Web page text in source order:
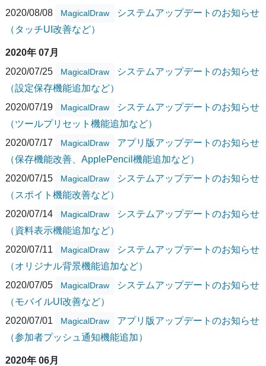
2020/08/08
MagicalDraw
システムアップデートのお知らせ
（タッチUI改善など）
2020年 07月
2020/07/25
MagicalDraw
システムアップデートのお知らせ
（設定保存機能追加など）
2020/07/19
MagicalDraw
システムアップデートのお知らせ
（ツールプリセット機能追加など）
2020/07/17
MagicalDraw
アプリ版アップデートのお知らせ
（保存機能改善、ApplePencil機能追加など）
2020/07/15
MagicalDraw
システムアップデートのお知らせ
（スポイト機能改善など）
2020/07/14
MagicalDraw
システムアップデートのお知らせ
（資料表示機能追加など）
2020/07/11
MagicalDraw
システムアップデートのお知らせ
（オリジナル背景機能追加など）
2020/07/05
MagicalDraw
システムアップデートのお知らせ
（モバイルUI改善など）
2020/07/01
MagicalDraw
アプリ版アップデートのお知らせ
（参加者プッシュ通知機能追加）
2020年 06月